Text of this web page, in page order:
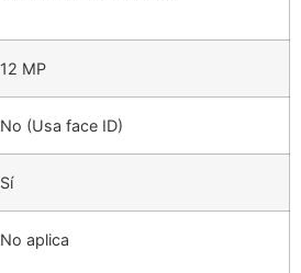
12 MP
No (Usa face ID)
Sí
No aplica